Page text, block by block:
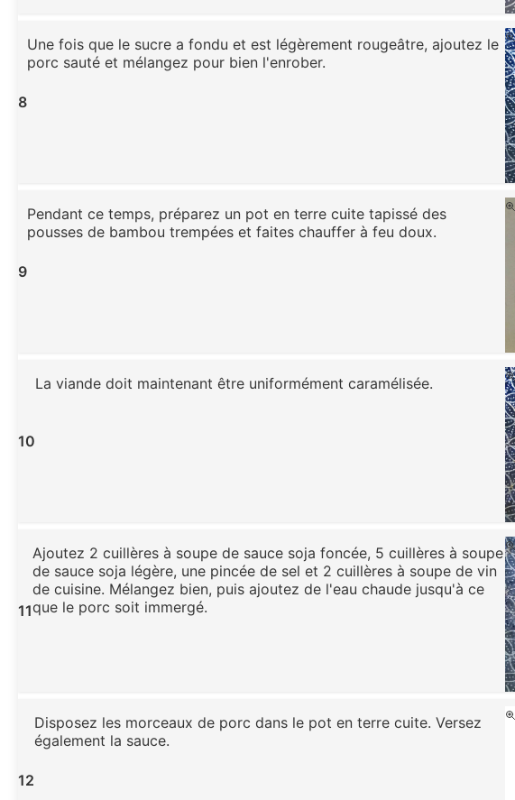
8
Une fois que le sucre a fondu et est légèrement rougeâtre, ajoutez le
porc sauté et mélangez pour bien l'enrober.
9
Pendant ce temps, préparez un pot en terre cuite tapissé des
pousses de bambou trempées et faites chauffer à feu doux.
10
La viande doit maintenant être uniformément caramélisée.
11
Ajoutez 2 cuillères à soupe de sauce soja foncée, 5 cuillères à soupe
de sauce soja légère, une pincée de sel et 2 cuillères à soupe de vin
de cuisine. Mélangez bien, puis ajoutez de l'eau chaude jusqu'à ce
que le porc soit immergé.
12
Disposez les morceaux de porc dans le pot en terre cuite. Versez
également la sauce.